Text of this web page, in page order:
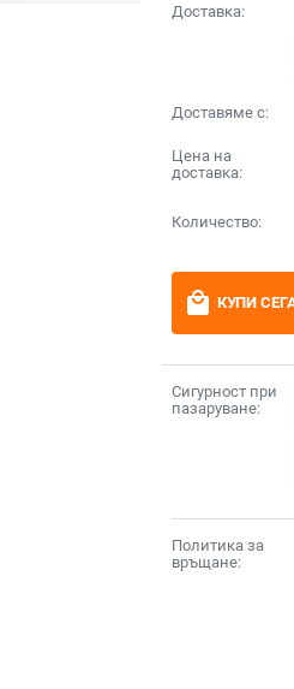
Доставка:
Доставяме с:
Цена на
доставка:
Количество:
local_mall КУПИ
Сигурност при
пазаруване:
Политика за
връщане: